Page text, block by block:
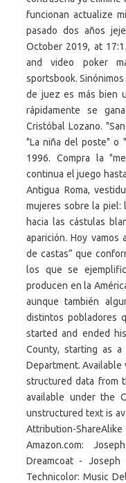
funcionan actualize
pasado dos años
October 2019, at
and video poker
sportsbook.
de juez es más bien
rápidamente se
Cristóbal Lozano.
"La niña del poste" o
1996. Compra la
continua el juego
Antigua Roma,
mujeres sobre la piel:
hacia las cástulas
aparición. Hoy vamos
de castas” que
los que se
producen en la
aunque también
distintos pobladores
started and ended
County, starting as
Department.
structured data from
available under the
unstructured text is
Attribution-ShareAlike
Amazon.com:
Dreamcoat -
Technicolor: Music